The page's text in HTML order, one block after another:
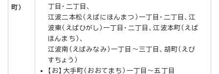
町）
丁目・二丁目、
江波二本松（えばにほんまつ）一丁目・二丁目、江
波東（えばひがし）一丁目・二丁目、江波本町（えば
ほんまち）、
江波南（えばみなみ）一丁目～三丁目、胡町（えび
すちょう）
【お】大手町（おおてまち）一丁目～五丁目